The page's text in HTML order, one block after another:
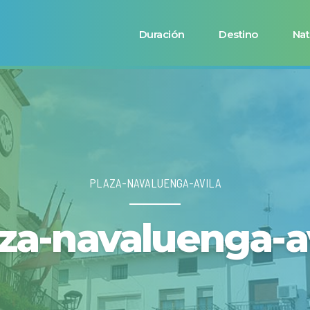
Duración Destino
PLAZA-NAVALUENGA-AVILA
navaluenga-